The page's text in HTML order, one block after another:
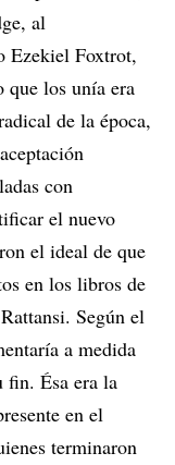
al
Ezekiel Foxtrot,
que los unía era
de la época,
con
el nuevo
el ideal de que
en los libros de
Según el
a medida
fin. Ésa era la
en el
terminaron